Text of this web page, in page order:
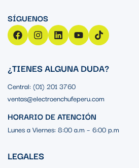
¿TIENES ALGUNA DUDA?
Central: (01) 201 3760
ventas@electroenchufeperu.com
HORARIO DE ATENCIÓN
Lunes a Viernes: 8:00 a.m – 6:00 p.m
LEGALES